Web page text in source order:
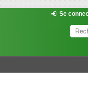
Se